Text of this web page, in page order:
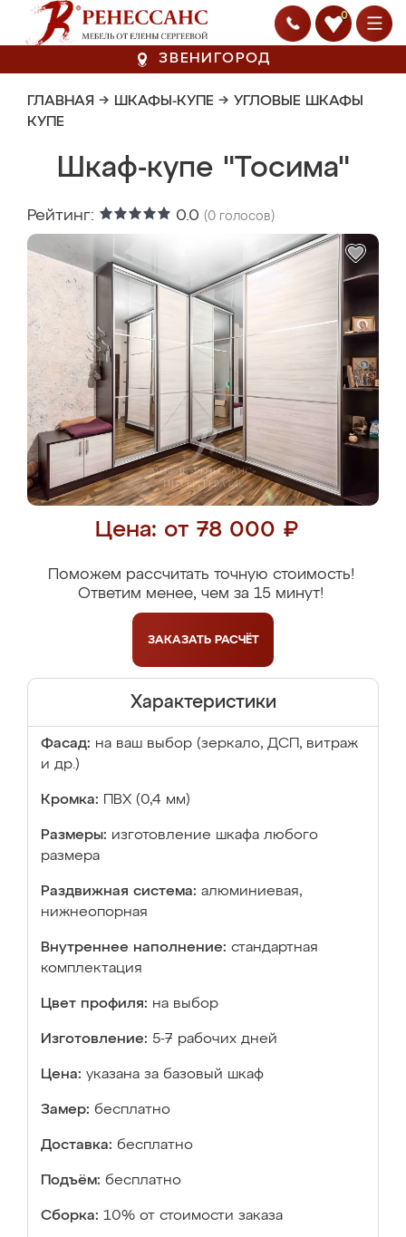
0
ЗВЕНИГОРОД
ГЛАВНАЯ → ШКАФЫ-КУПЕ → УГЛОВЫЕ ШКАФЫ
КУПЕ
Шкаф-купе "Тосима"
Рейтинг: 0.0 (0 голосов)
Цена: от 78 000 ₽
Поможем рассчитать точную стоимость!
Ответим менее, чем за 15 минут!
ЗАКАЗАТЬ РАСЧЁТ
Характеристики
Фасад: на ваш выбор (зеркало, ДСП, витраж
и др.)
Кромка: ПВХ (0,4 мм)
Размеры: изготовление шкафа любого
размера
Раздвижная система: алюминиевая,
нижнеопорная
Внутреннее наполнение: стандартная
комплектация
Цвет профиля: на выбор
Изготовление: 5-7 рабочих дней
Цена: указана за базовый шкаф
Замер: бесплатно
Доставка: бесплатно
Подъём: бесплатно
Сборка: 10% от стоимости заказа